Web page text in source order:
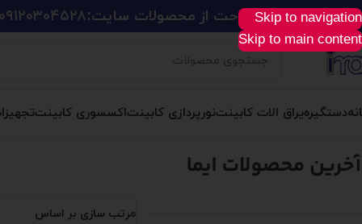
Skip to navigation
Skip to main content
آسان، سریع و راحت از محصولات سایت:۰۹۱۲۰۳۰۴۵۲۸
دستگیرهیراق الات کابینتنورپردازی کابینتاکسسوری کابینت
مرتب سازی بر اساس